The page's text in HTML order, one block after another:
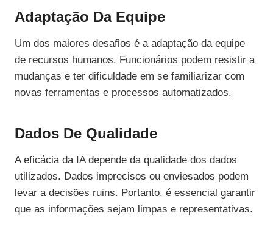
Adaptação Da Equipe
Um dos maiores desafios é a adaptação da equipe
de recursos humanos. Funcionários podem resistir a
mudanças e ter dificuldade em se familiarizar com
novas ferramentas e processos automatizados.
Dados De Qualidade
A eficácia da IA depende da qualidade dos dados
utilizados. Dados imprecisos ou enviesados podem
levar a decisões ruins. Portanto, é essencial garantir
que as informações sejam limpas e representativas.